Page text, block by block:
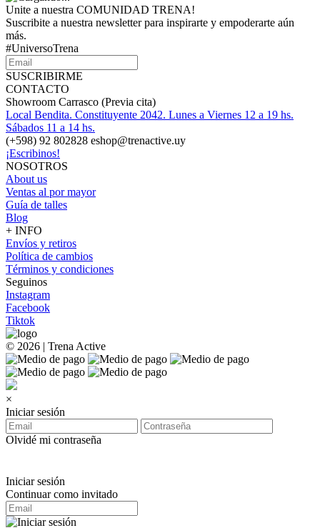
Unite a nuestra COMUNIDAD TRENA!
Suscribite a nuestra newsletter para inspirarte y empoderarte aún
más.
#UniversoTrena
SUSCRIBIRME
CONTACTO
Showroom Carrasco (Previa cita)
Local Bendita. Constituyente 2042. Lunes a Viernes 12 a 19 hs.
Sábados 11 a 14 hs.
(+598) 92 802828 eshop@trenactive.uy
¡Escribinos!
NOSOTROS
About us
Ventas al por mayor
Guía de talles
Blog
+ INFO
Envíos y retiros
Política de cambios
Términos y condiciones
Seguinos
Instagram
Facebook
Tiktok
© 2026 | Trena Active
×
Iniciar sesión
Olvidé mi contraseña
Iniciar sesión
Continuar como invitado